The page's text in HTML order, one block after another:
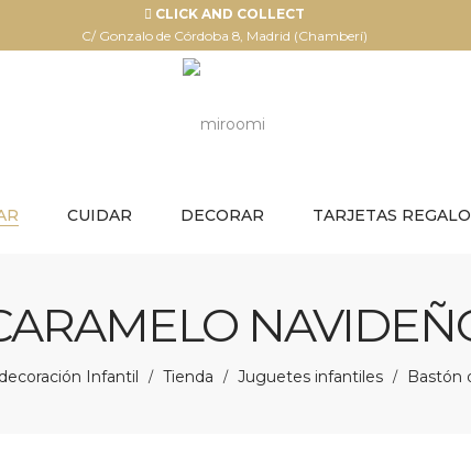
CLICK AND COLLECT
C/ Gonzalo de Córdoba 8, Madrid (Chamberí)
CUIDAR DECORAR TARJETAS REGALO
Infantil / Tienda / Juguetes infantiles / Bastón